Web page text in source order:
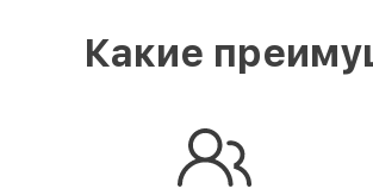
Какие